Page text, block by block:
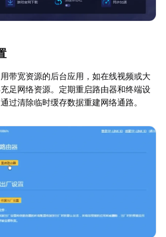
带宽资源的后台应用，如在线视频或大
足网络资源。定期重启路由器和终端设
过清除临时缓存数据重建网络通路。